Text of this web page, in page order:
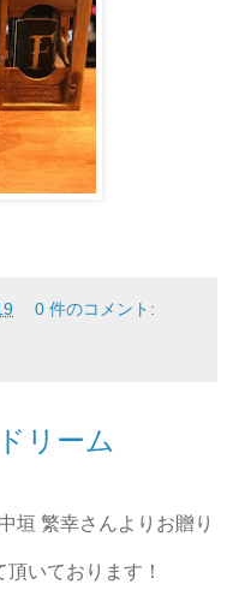
0 件のコメント:
リーム
垣 繁幸さんよりお贈り
いております！